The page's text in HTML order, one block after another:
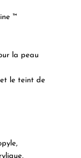
™
la peau
le teint de